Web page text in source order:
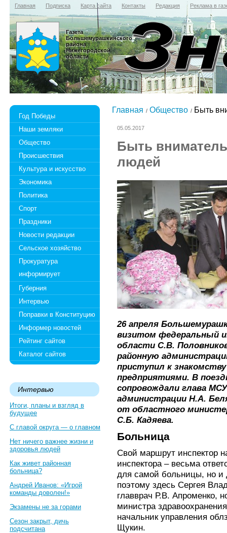
Главная Подписка Карта сайта Контакты Редакция Реклама в
Газета
Большемурашкинского
района
Нижегородской
области
Год Победы
Наши земляки
Общество
Происшествия
Культура и искусство
Экономика
Политика
Спорт
Праздники
Новости редакции
Сельское хозяйство
Прокуратура
информирует
Губерния
Интервью
Поправки в Конституцию
Информер новостей
Рейтинг сайтов
Каталог сайтов
Интервью
Итоги, планы и взгляд в
будущее
С главой округа — о главном
Нет ничего важнее жизни и
здоровья людей
Как живет районная
больница?
Андрей Иванов: «Игрой
команды доволен!»
Экзамены не за горами
Сезон закрыт, дичь
подсчитана
Главная Общество Быть
05.05.2017
Быть
людей
26 апреля
визитом федеральный
области С.В.
районную
приступил к
предприятиями. В
сопровождали глава
администрации Н.А.
от областного
С.Б. Кадяева.
Больница
Свой маршрут инспектор
инспектора – весьма
для самой больницы, но и
поэтому здесь Сергея
главврач Р.В. Апроменко,
министра
начальник управления
Щукин.